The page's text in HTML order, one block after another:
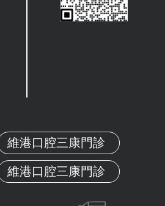
維港口腔三康門診
維港口腔三康門診